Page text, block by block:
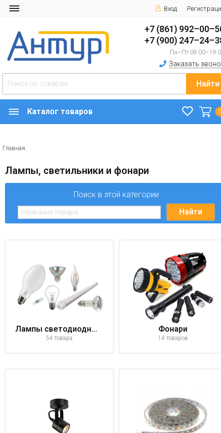
Вход
+7 (861)
+7 (900)
Пн–Пт
Заказать
Найти
Каталог товаров
Главная
Лампы, светильники и фонари
Поиск в этой категории
Лампы светодиодные, накаливания, галогенные
54 товара
Фонари
14 товаров